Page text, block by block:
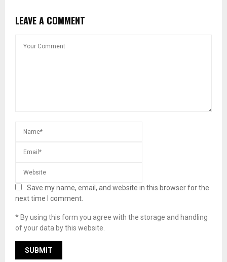
LEAVE A COMMENT
Save my name, email, and website in this browser for the
next time I comment.
* By using this form you agree with the storage and handling
of your data by this website.